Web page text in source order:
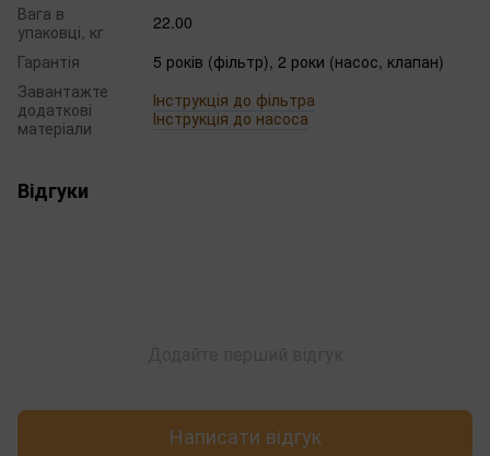
Вага в
упаковці, кг
22.00
Гарантія
5 років (фільтр), 2 роки (насос, клапан)
Завантажте
додаткові
матеріали
Інструкція до фільтра
Інструкція до насоса
Відгуки
Написати відгук